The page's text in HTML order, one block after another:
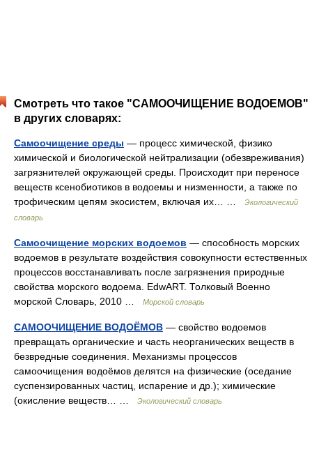
Смотреть что такое "САМООЧИЩЕНИЕ ВОДОЕМОВ"
в других словарях:
Самоочищение среды — процесс химической, физико
химической и биологической нейтрализации (обезвреживания)
загрязнителей окружающей среды. Происходит при переносе
веществ ксенобиотиков в водоемы и низменности, а также по
трофическим цепям экосистем, включая их… …
Экологический
словарь
Самоочищение морских водоемов — способность морских
водоемов в результате воздействия совокупности естественных
процессов восстанавливать после загрязнения природные
свойства морского водоема. EdwART. Толковый Военно
морской Словарь, 2010 …
Морской словарь
САМООЧИЩЕНИЕ ВОДОЁМОВ — свойство водоемов
превращать органические и часть неорганических веществ в
безвредные соединения. Механизмы процессов
самоочищения водоёмов делятся на физические (оседание
суспензированных частиц, испарение и др.); химические
(окисление веществ… …
Экологический словарь